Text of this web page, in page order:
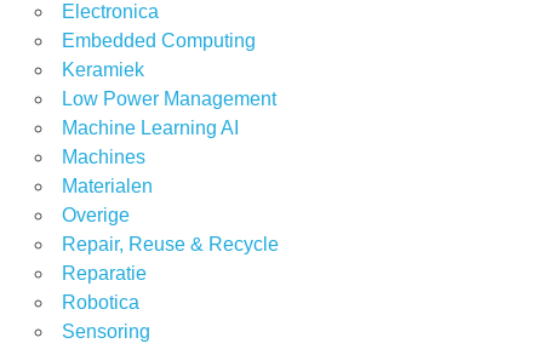
Electronica
Embedded Computing
Keramiek
Low Power Management
Machine Learning AI
Machines
Materialen
Overige
Repair, Reuse & Recycle
Reparatie
Robotica
Sensoring